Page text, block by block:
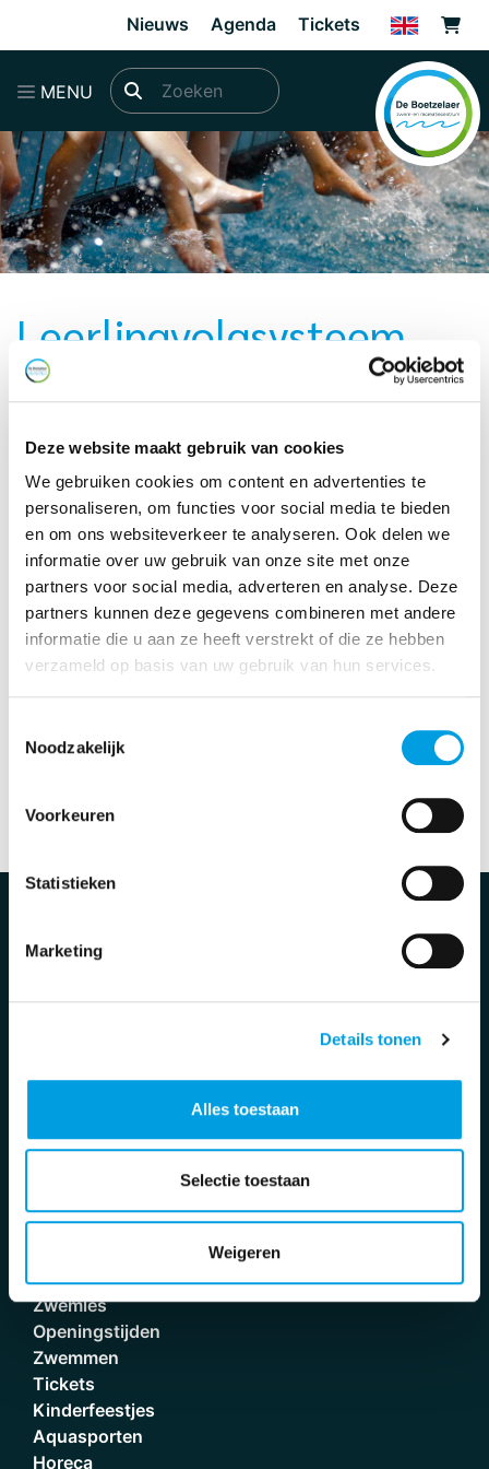
Deze website maakt gebruik van cookies
We gebruiken cookies om content en advertenties te
personaliseren, om functies voor social media te bieden
en om ons websiteverkeer te analyseren. Ook delen we
informatie over uw gebruik van onze site met onze
partners voor social media, adverteren en analyse. Deze
partners kunnen deze gegevens combineren met andere
informatie die u aan ze heeft verstrekt of die ze hebben
verzameld op basis van uw gebruik van hun services.
Noodzakelijk
Voorkeuren
Statistieken
Marketing
Details tonen
Alles toestaan
Selectie toestaan
Weigeren
Direct naar de inhoud van de pagina
Nieuws Agenda Tickets
MENU
Leerlingvolgsysteem
In ons leerlingvolgsysteem kunt u de lesresultaten van
het ABC zwemmen van uw kind volgen. Daarnaast
verlengen, kaartjes en andere producten kopen.
Inschrijven gaat viade MIJN omgeving van De
Boetzelaer . Nog geen account? Maak eerst een
account aan om je kind op te geven. Vervolgens ziet u
aan de linkerkant verschillende mogelijkheden.
Uiteraard kunt u klikken op het icoon welke u wilt
inzien.
Heeft u vragen? Neem dan contact met ons op via
De Boetzelaer
2681 PM Monster
Sitemap
Privacybeleid
Zwemles
Openingstijden
Zwemmen
Tickets
Kinderfeestjes
Aquasporten
Horeca